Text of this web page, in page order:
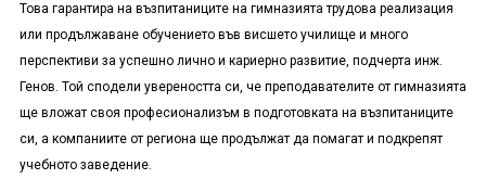
Това гарантира на възпитаниците на гимназията трудова реализация
или продължаване обучението във висшето училище и много
перспективи за успешно лично и кариерно развитие, подчерта инж.
Генов. Той сподели увереността си, че преподавателите от гимназията
ще вложат своя професионализъм в подготовката на възпитаниците
си, а компаниите от региона ще продължат да помагат и подкрепят
учебното заведение.